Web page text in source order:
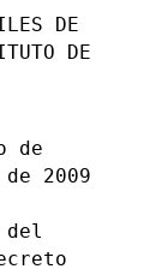
DE
DE
de
2009